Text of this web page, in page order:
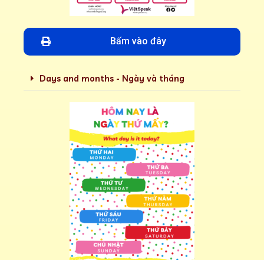
Bấm vào đây
Days and months - Ngày và tháng